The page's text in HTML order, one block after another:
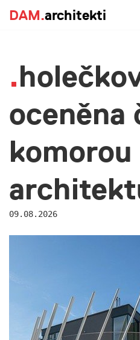
DAM.architekti
blog
Hledáme asistentku
společnosti a zároveň
každodenního chodu
s lidmi, máš smysl pro
vytváření příjemného
kolegy, rádi Tě poznáme.
DAM.architekti
oceněna
komorou
09.08.2026